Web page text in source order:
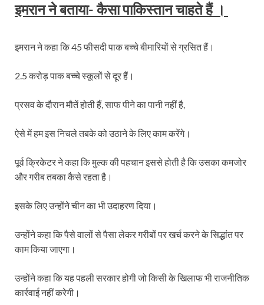
इमरान ने बताया- कैसा पाकिस्तान चाहते हैं।
इमरान ने कहा कि 45 फीसदी पाक बच्चे बीमारियों से ग्रसित हैं।
2.5 करोड़ पाक बच्चे स्कूलों से दूर हैं।
प्रसव के दौरान मौतें होती हैं, साफ पीने का पानी नहीं है,
ऐसे में हम इस निचले तबके को उठाने के लिए काम करेंगे।
पूर्व क्रिकेटर ने कहा कि मुल्क की पहचान इससे होती है कि उसका कमजोर
और गरीब तबका कैसे रहता है।
इसके लिए उन्होंने चीन का भी उदाहरण दिया।
उन्होंने कहा कि पैसे वालों से पैसा लेकर गरीबों पर खर्च करने के सिद्धांत पर
काम किया जाएगा।
उन्होंने कहा कि यह पहली सरकार होगी जो किसी के खिलाफ भी राजनीतिक
कार्रवाई नहीं करेगी।